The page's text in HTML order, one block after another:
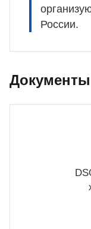
России.
Документы